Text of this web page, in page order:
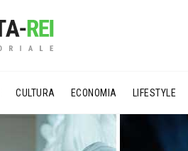
CULTURA ECONOMIA LIFESTYLE